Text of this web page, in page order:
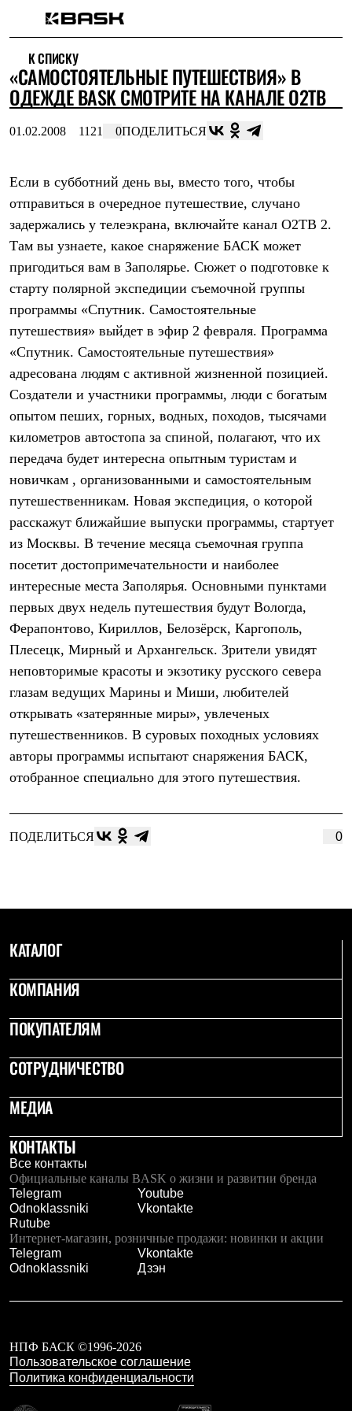
Интернет-магазин
Мужская одежда
Утепленная пухом
Куртки
Жилеты
Куртки
Штормовая одежда
Куртки
Брюки
Софтшелл одежда
Куртки
Брюки
Флисовая одежда
Куртки
Брюки
Термобелье
Теплое термобелье
Среднее термобелье
Легкое термобелье
Лёгкая одежда
Футболки
Толстовки
Брюки
Женская одежда
Утепленная пухом
Куртки
Жилеты
Утепленная синтетикой
Брюки
Штормовая одежда
Куртки
Софтшелл одежда
Куртки
Брюки
Лёгкая одежда
Рубашки
Футболки
Брюки
Термобелье
Флисовая одежда
Комбинезоны
Брюки
Утепленная синтетикой
Куртки
Лёгкая одежда
Футболки
Брюки
Софтшелл одежда
Флисовая одежда
Брюки
Жилеты
Комбинезоны
Термобелье
Комплект термобелья
Снаряжение
Палатки и тенты
Палатки
Тенты
Аксессуары для палаток
Экспедиционные
Городские
Аксессуары для рюкзаков
Спальные мешки
Комбинированные
К СПИСКУ
«САМОСТОЯТЕЛЬНЫЕ ПУТЕШЕСТВИЯ» В
ОДЕЖДЕ BASK СМОТРИТЕ НА КАНАЛЕ О2ТВ
01.02.2008 1121 0ПОДЕЛИТЬСЯ
Если в субботний день вы, вместо того, чтобы
отправиться в очередное путешествие, случано
задержались у телеэкрана, включайте канал О2ТВ 2.
Там вы узнаете, какое снаряжение БАСК может
пригодиться вам в Заполярье. Сюжет о подготовке к
старту полярной экспедиции съемочной группы
программы «Спутник. Самостоятельные
путешествия» выйдет в эфир 2 февраля. Программа
«Спутник. Самостоятельные путешествия»
адресована людям с активной жизненной позицией.
Создатели и участники программы, люди с богатым
опытом пеших, горных, водных, походов, тысячами
километров автостопа за спиной, полагают, что их
передача будет интересна опытным туристам и
новичкам , организованными и самостоятельным
путешественникам. Новая экспедиция, о которой
расскажут ближайшие выпуски программы, стартует
из Москвы. В течение месяца съемочная группа
посетит достопримечательности и наиболее
интересные места Заполярья. Основными пунктами
первых двух недель путешествия будут Вологда,
Ферапонтово, Кириллов, Белозёрск, Каргополь,
Плесецк, Мирный и Архангельск. Зрители увидят
неповторимые красоты и экзотику русского севера
глазам ведущих Марины и Миши, любителей
открывать «затерянные миры», увлеченых
путешественников. В суровых походных условиях
авторы программы испытают снаряжения БАСК,
отобранное специально для этого путешествия.
ПОДЕЛИТЬСЯ 0
КАТАЛОГ
КОМПАНИЯ
ПОКУПАТЕЛЯМ
СОТРУДНИЧЕСТВО
МЕДИА
КОНТАКТЫ
Все контакты
Официальные каналы BASK о жизни и развитии бренда
Telegram
Youtube
Odnoklassniki
Vkontakte
Rutube
Интернет-магазин, розничные продажи: новинки и акции
Telegram
Vkontakte
Odnoklassniki
Дзэн
НПФ БАСК ©1996-2026
Пользовательское соглашение
Политика конфиденциальности